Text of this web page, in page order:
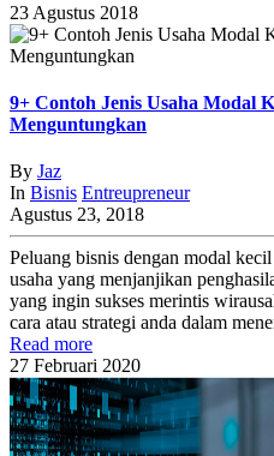
23 Agustus 2018
9+ Contoh Jenis Usaha Modal
Menguntungkan
By Jaz
In Bisnis Entreupreneur
Agustus 23, 2018
Peluang bisnis dengan modal
usaha yang menjanjikan
yang ingin sukses merintis
cara atau strategi anda dalam
Read more
27 Februari 2020